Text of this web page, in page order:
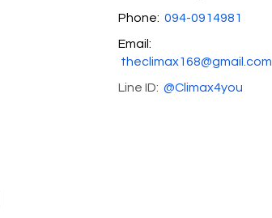
Phone: 094-0914981
Email:
theclimax168@gmail.com
Line ID: @Climax4you